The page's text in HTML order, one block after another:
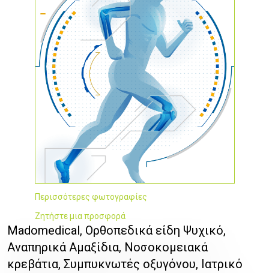
Περισσότερες φωτογραφίες
Ζητήστε μια προσφορά
Madomedical, Ορθοπεδικά είδη Ψυχικό,
Αναπηρικά Αμαξίδια, Νοσοκομειακά
κρεβάτια, Συμπυκνωτές οξυγόνου, Ιατρικό